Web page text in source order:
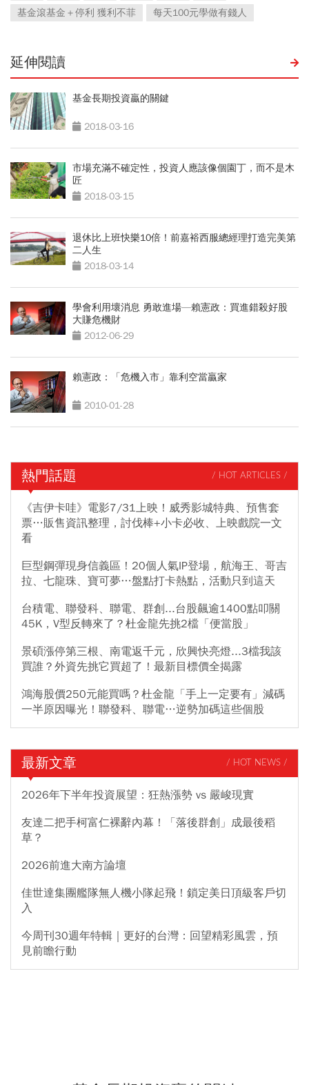
基金滾基金＋停利 獲利不菲 每天100元學做有錢人
延伸閱讀
基金長期投資贏的關鍵
2018-03-16
市場充滿不確定性，投資人應該像個園丁，而不是木
匠
2018-03-15
退休比上班快樂10倍！前嘉裕西服總經理打造完美第
二人生
2018-03-14
學會利用壞消息 勇敢進場—賴憲政：買進錯殺好股
大賺危機財
2012-06-29
賴憲政：「危機入市」靠利空當贏家
2010-01-28
熱門話題 / HOT ARTICLES /
《吉伊卡哇》電影7/31上映！威秀影城特典、預售套
票…販售資訊整理，討伐棒+小卡必收、上映戲院一文
看
巨型鋼彈現身信義區！20個人氣IP登場，航海王、哥吉
拉、七龍珠、寶可夢…盤點打卡熱點，活動只到這天
台積電、聯發科、聯電、群創...台股飆逾1400點叩關
45K，V型反轉來了？杜金龍先挑2檔「便當股」
景碩漲停第三根、南電返千元，欣興快亮燈...3檔我該
買誰？外資先挑它買超了！最新目標價全揭露
鴻海股價250元能買嗎？杜金龍「手上一定要有」減碼
一半原因曝光！聯發科、聯電…逆勢加碼這些個股
最新文章 / HOT NEWS /
2026年下半年投資展望：狂熱漲勢 vs 嚴峻現實
友達二把手柯富仁裸辭內幕！「落後群創」成最後稻
草？
2026前進大南方論壇
佳世達集團艦隊無人機小隊起飛！鎖定美日頂級客戶切
入
今周刊30週年特輯｜更好的台灣：回望精彩風雲，預
見前瞻行動